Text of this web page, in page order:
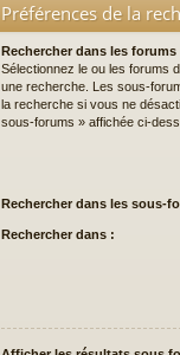
Préférences de la
Rechercher dans les forums
Sélectionnez le ou les forums
une recherche. Les sous-
la recherche si vous ne
sous-forums » affichée ci-
Rechercher dans les sous-
Rechercher dans :